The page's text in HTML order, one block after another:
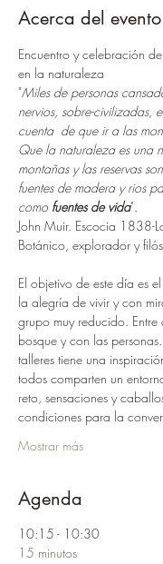
Acerca del evento
Encuentro y celebración
en la naturaleza
"Miles de personas
nervios, sobre-civilizadas,
cuenta  de que ir a las
Que la naturaleza es una
montañas y las reservas
fuentes de madera y rios
como fuentes de vida".
John Muir. Escocia 1838-
Botánico, explorador y
El objetivo de este día es
la alegría de vivir y con
grupo muy reducido. Entre
bosque y con las
talleres tiene una
todos comparten un
reto, sensaciones y
condiciones para la
Mostrar más
Agenda
10:15 - 10:30
15 minutos